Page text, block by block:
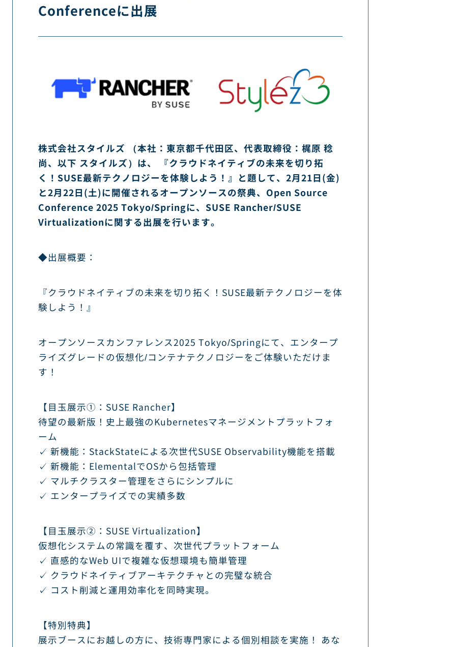
Conferenceに出展
株式会社スタイルズ （本社：東京都千代田区、代表取締役：梶原 稔
尚、以下 スタイルズ）は、 『クラウドネイティブの未来を切り拓
く！SUSE最新テクノロジーを体験しよう！』と題して、2月21日(金)
と2月22日(土)に開催されるオープンソースの祭典、Open Source
Conference 2025 Tokyo/Springに、SUSE Rancher/SUSE
Virtualizationに関する出展を行います。
◆出展概要：
『クラウドネイティブの未来を切り拓く！SUSE最新テクノロジーを体
験しよう！』
オープンソースカンファレンス2025 Tokyo/Springにて、エンタープ
ライズグレードの仮想化/コンテナテクノロジーをご体験いただけま
す！
【目玉展示①：SUSE Rancher】
待望の最新版！史上最強のKubernetesマネージメントプラットフォ
ーム
✓ 新機能：StackStateによる次世代SUSE Observability機能を搭載
✓ 新機能：ElementalでOSから包括管理
✓ マルチクラスター管理をさらにシンプルに
✓ エンタープライズでの実績多数
【目玉展示②：SUSE Virtualization】
仮想化システムの常識を覆す、次世代プラットフォーム
✓ 直感的なWeb UIで複雑な仮想環境も簡単管理
✓ クラウドネイティブアーキテクチャとの完璧な統合
✓ コスト削減と運用効率化を同時実現。
【特別特典】
展示ブースにお越しの方に、技術専門家による個別相談を実施！ あな